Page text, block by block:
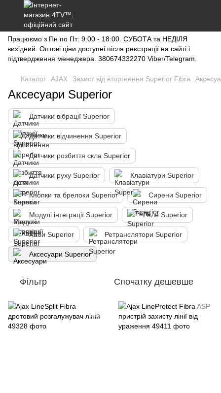
Працюємо з Пн по Пт: 9:00 - 18:00. СУБОТА та НЕДІЛЯ
вихідний. Оптові ціни доступні після реєстрації на сайті і
підтвердження менеджера. 380674332270 Viber/Telegram.
Каталог AJAX Захист від вторгнення Superior Fibra
Аксесуари Superior
Датчики вібрації Superior
Датчики відчинення Superior
Датчики розбиття скла Superior
Датчики руху Superior Клавіатури Superior
Кнопки та брелоки Superior Сирени Superior
Модулі інтеграції Superior Реле Superior
Хаби Superior Ретранслятори Superior
Аксесуари Superior
Фільтр Спочатку дешевше